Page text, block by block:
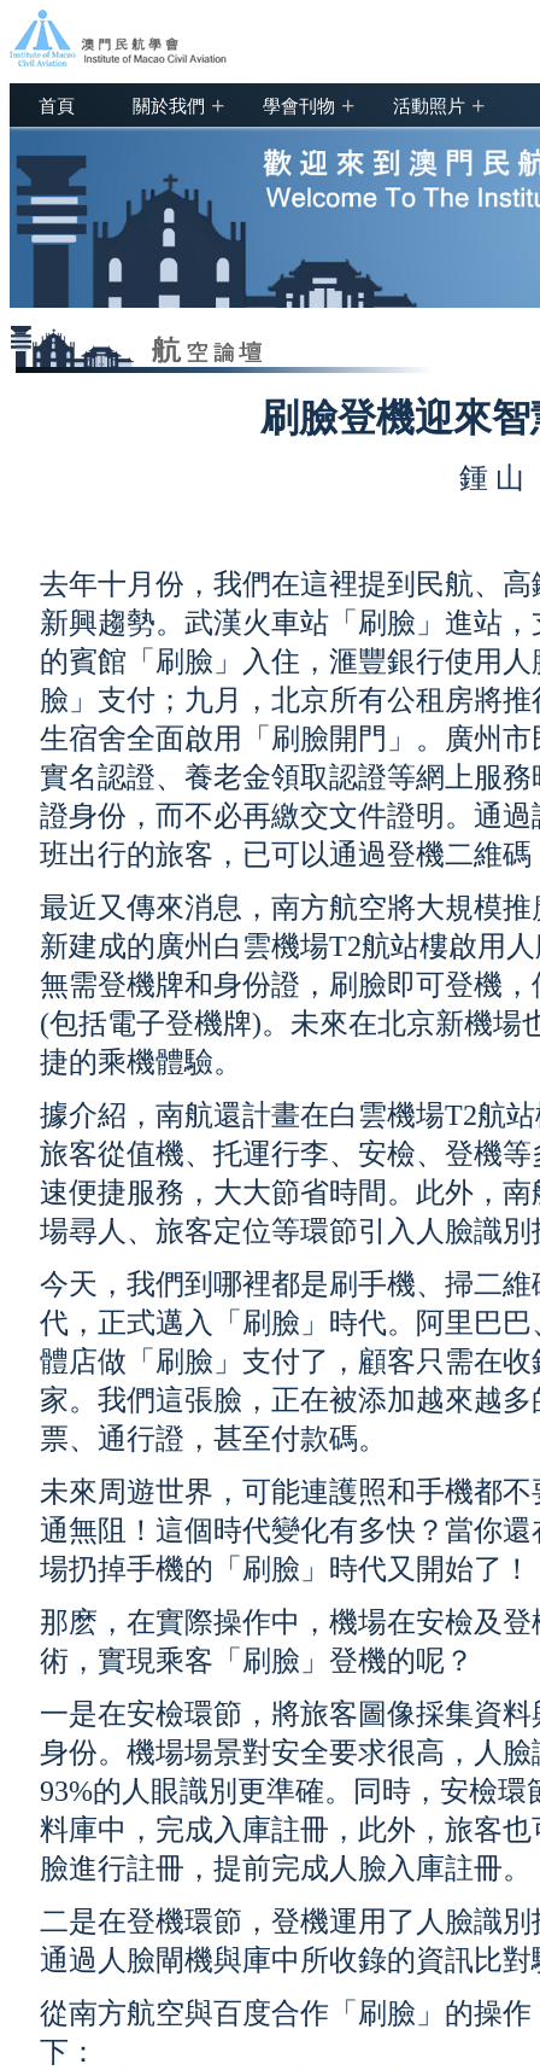
首頁 關於我們 + 學會刊物 + 活動照片 +
刷臉登機迎來
鍾 山
去年十月份，我們在這裡提到民航、
新興趨勢。武漢火車站「刷臉」進站
的賓館「刷臉」入住，滙豐銀行使用
臉」支付；九月，北京所有公租房將
生宿舍全面啟用「刷臉開門」。廣州
實名認證、養老金領取認證等網上服
證身份，而不必再繳交文件證明。通
班出行的旅客，已可以通過登機二維
最近又傳來消息，南方航空將大規模
新建成的廣州白雲機場T2航站樓啟用
無需登機牌和身份證，刷臉即可登機
(包括電子登機牌)。未來在北京新機場
捷的乘機體驗。
據介紹，南航還計畫在白雲機場T2航
旅客從值機、托運行李、安檢、登機
速便捷服務，大大節省時間。此外，
場尋人、旅客定位等環節引入人臉識別
今天，我們到哪裡都是刷手機、掃二
代，正式邁入「刷臉」時代。阿里巴
體店做「刷臉」支付了，顧客只需在
家。我們這張臉，正在被添加越來越
票、通行證，甚至付款碼。
未來周遊世界，可能連護照和手機都
通無阻！這個時代變化有多快？當你
場扔掉手機的「刷臉」時代又開始了！
那麽，在實際操作中，機場在安檢及
術，實現乘客「刷臉」登機的呢？
一是在安檢環節，將旅客圖像採集資
身份。機場場景對安全要求很高，人
93%的人眼識別更準確。同時，安檢
料庫中，完成入庫註冊，此外，旅客
臉進行註冊，提前完成人臉入庫註冊。
二是在登機環節，登機運用了人臉識
通過人臉閘機與庫中所收錄的資訊比
從南方航空與百度合作「刷臉」的操
下：